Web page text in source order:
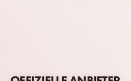
heftigen Gefechten und